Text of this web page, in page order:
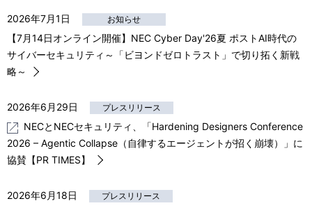
a
i
n
o
2026年7月1日 お知らせ
【7月14日オンライン開催】NEC Cyber Day'26夏 ポストAI時代の
サイバーセキュリティ～「ビヨンドゼロトラスト」で切り拓く新戦
略～
2026年6月29日 プレスリリース
NECとNECセキュリティ、「Hardening Designers Conference
2026 – Agentic Collapse（自律するエージェントが招く崩壊）」に
協賛【PR TIMES】
2026年6月18日 プレスリリース